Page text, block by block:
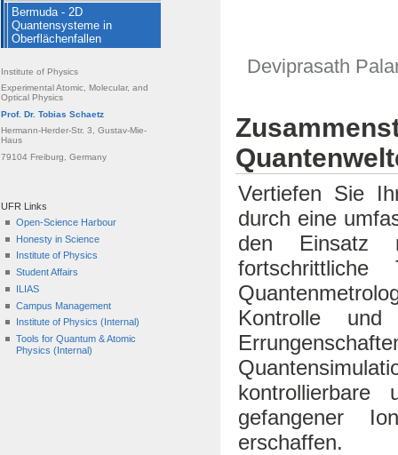
Bermuda - 2D
Quantensysteme in
Oberflächenfallen
Institute of Physics
Experimental Atomic, Molecular, and
Optical Physics
Prof. Dr. Tobias Schaetz
Hermann-Herder-Str. 3, Gustav-Mie-
Haus
79104 Freiburg, Germany
UFR Links
Open-Science Harbour
Honesty in Science
Institute of Physics
Student Affairs
ILIAS
Campus Management
Institute of Physics (Internal)
Tools for Quantum & Atomic
Physics (Internal)
Deviprasath
Vertiefen Sie
durch eine
den Einsatz
Kontrolle
kontrollierbare
gefangener
erschaffen.